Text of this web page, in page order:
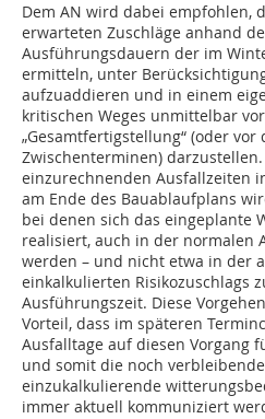
Dem AN wird dabei empfohlen,
erwarteten Zuschläge anhand
Ausführungsdauern der im
ermitteln, unter
aufzuaddieren und in einem
kritischen Weges unmittelbar
„Gesamtfertigstellung“ (oder
Zwischenterminen)
einzurechnenden Ausfallzeiten
am Ende des Bauablaufplans
bei denen sich das eingeplante
realisiert, auch in der normalen
werden – und nicht etwa in der
einkalkulierten Risikozuschlags
Ausführungszeit. Diese
Vorteil, dass im späteren
Ausfalltage auf diesen Vorgang
und somit die noch
einzukalkulierende
immer aktuell kommuniziert